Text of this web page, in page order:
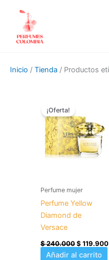
contenido
Inicio / Tienda / Productos
¡Oferta!
Perfume mujer
Perfume Yellow
Diamond de
Versace
$240.000
original
era:
$ 240.000.
$ 119.900
Añadir al carrito